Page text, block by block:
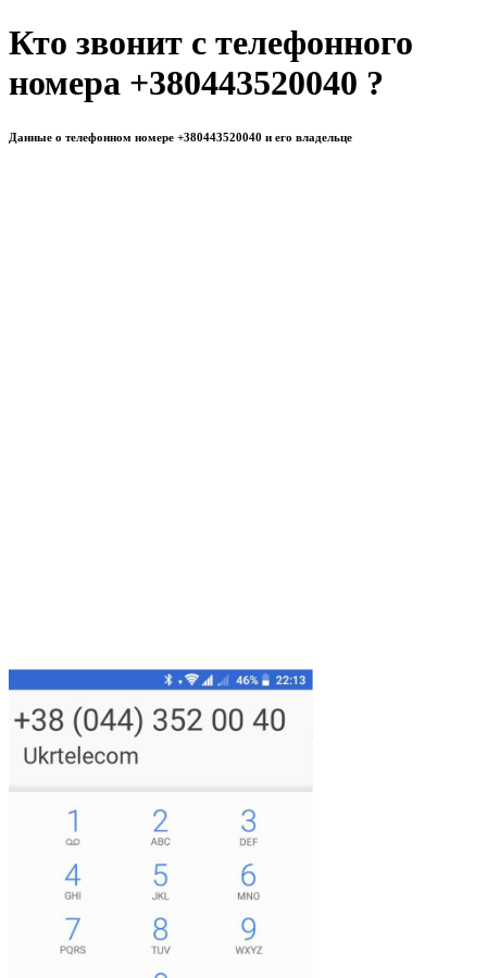
Кто звонит с телефонного
номера +380443520040 ?
Данные о телефонном номере +380443520040 и его владельце